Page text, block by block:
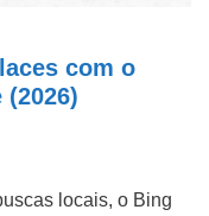
com o
locais, o Bing